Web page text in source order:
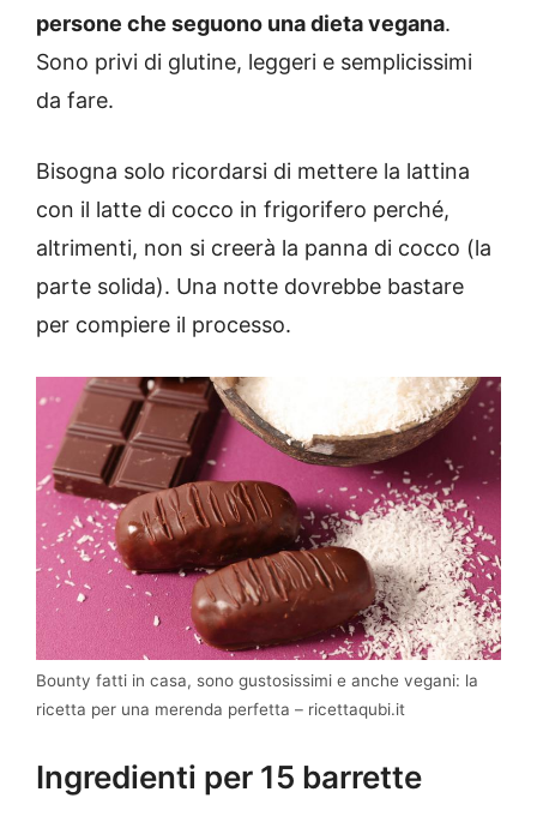
persone che seguono una dieta vegana.
Sono privi di glutine, leggeri e semplicissimi
da fare.
Bisogna solo ricordarsi di mettere la lattina
con il latte di cocco in frigorifero perché,
altrimenti, non si creerà la panna di cocco (la
parte solida). Una notte dovrebbe bastare
per compiere il processo.
Bounty fatti in casa, sono gustosissimi e anche vegani: la
ricetta per una merenda perfetta – ricettaqubi.it
Ingredienti per 15 barrette